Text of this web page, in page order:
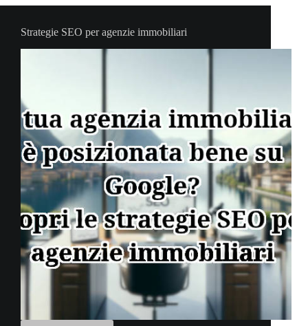
Strategie SEO per agenzie immobiliari